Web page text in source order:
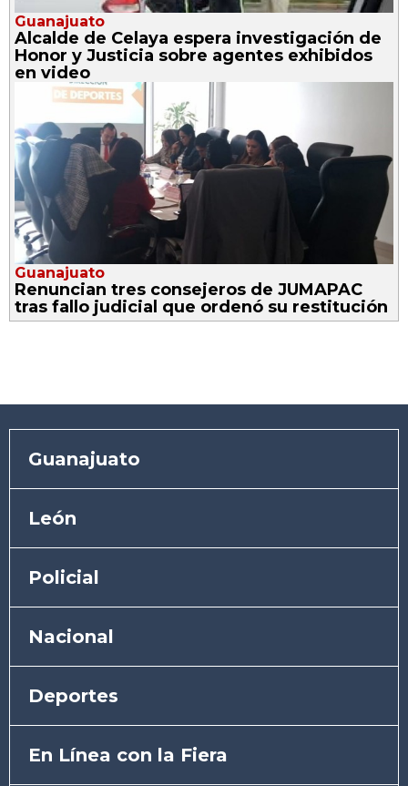
Guanajuato
Alcalde de Celaya espera investigación de
Honor y Justicia sobre agentes exhibidos
en video
Guanajuato
Renuncian tres consejeros de JUMAPAC
tras fallo judicial que ordenó su restitución
Guanajuato
León
Policial
Nacional
Deportes
En Línea con la Fiera